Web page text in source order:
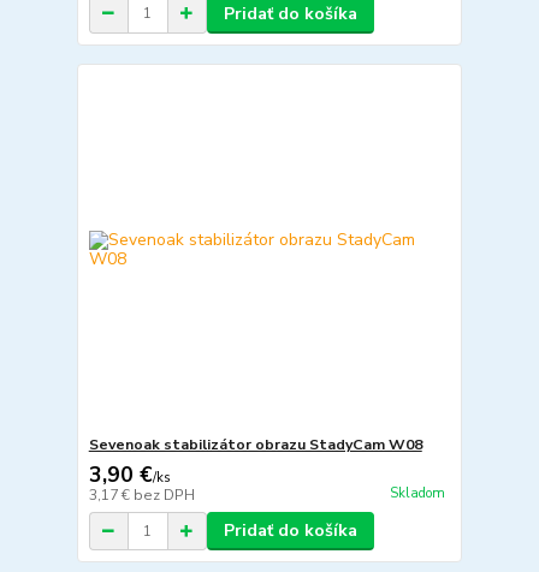
Pridať do košíka
Sevenoak stabilizátor obrazu StadyCam W08
3,90 €/ks
3,17 € bez DPH Skladom
Pridať do košíka